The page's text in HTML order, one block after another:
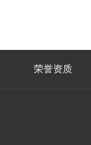
荣誉资质